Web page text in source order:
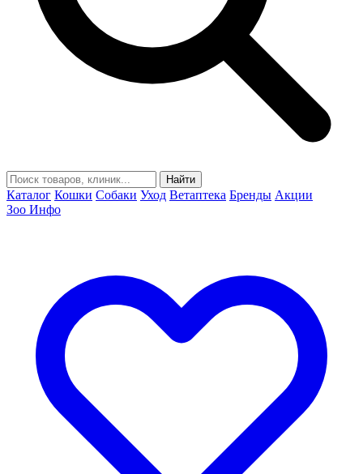
Найти
Каталог Кошки Собаки Уход Ветаптека Бренды Акции
Зоо Инфо